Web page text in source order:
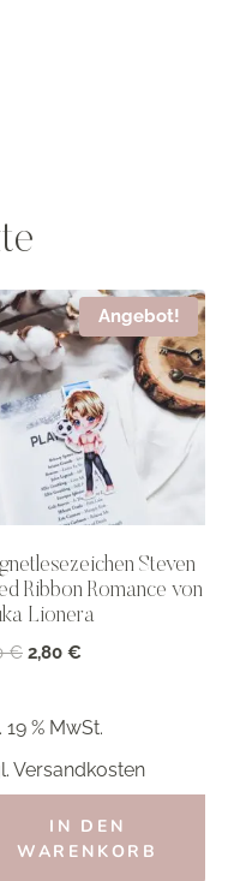
Angebot!
Steven
Ribbon Romance von
Lionera
€ Ursprünglicher
3,50 €
2,80 €
2,80 €.
19 % MwSt.
Versandkosten
IN DEN
WARENKORB